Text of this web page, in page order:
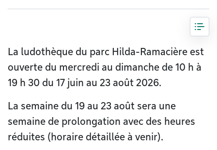
La ludothèque du parc Hilda-Ramacière est
ouverte du mercredi au dimanche de 10 h à
19 h 30 du 17 juin au 23 août 2026.
La semaine du 19 au 23 août sera une
semaine de prolongation avec des heures
réduites (horaire détaillée à venir).